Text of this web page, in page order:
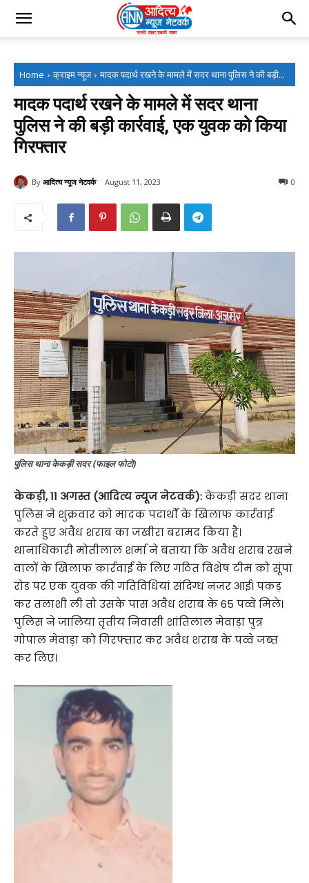
Home क्राइम न्यूज मादक पदार्थ रखने के मामले में सदर थाना पुलिस ने की बड़ी...
मादक पदार्थ रखने के मामले में सदर थाना
पुलिस ने की बड़ी कार्रवाई, एक युवक को किया
गिरफ्तार
By आदित्य न्यूज नेटवर्क August 11, 2023 0
पुलिस थाना केकड़ी सदर (फाइल फोटो)
केकड़ी, 11 अगस्त (आदित्य न्यूज नेटवर्क):केकड़ी सदर थाना
पुलिस ने शुक्रवार को मादक पदार्थों के खिलाफ कार्रवाई
करते हुए अवैध शराब का जखीरा बरामद किया है।
थानाधिकारी मोतीलाल शर्मा ने बताया कि अवैध शराब रखने
वालों के खिलाफ कार्रवाई के लिए गठित विशेष टीम को सूंपा
रोड पर एक युवक की गतिविधियां संदिग्ध नजर आई। पकड़
कर तलाशी ली तो उसके पास अवैध शराब के 65 पव्वे मिले।
पुलिस ने जालिया तृतीय निवासी शांतिलाल मेवाड़ा पुत्र
गोपाल मेवाड़ा को गिरफ्तार कर अवैध शराब के पव्वे जब्त
कर लिए।